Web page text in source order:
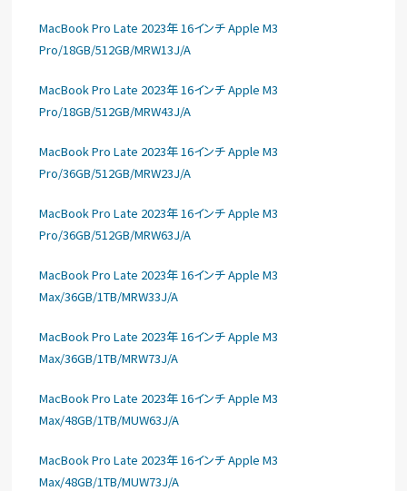
MacBook Pro Late 2023年 16インチ Apple M3
Pro/18GB/512GB/MRW13J/A
MacBook Pro Late 2023年 16インチ Apple M3
Pro/18GB/512GB/MRW43J/A
MacBook Pro Late 2023年 16インチ Apple M3
Pro/36GB/512GB/MRW23J/A
MacBook Pro Late 2023年 16インチ Apple M3
Pro/36GB/512GB/MRW63J/A
MacBook Pro Late 2023年 16インチ Apple M3
Max/36GB/1TB/MRW33J/A
MacBook Pro Late 2023年 16インチ Apple M3
Max/36GB/1TB/MRW73J/A
MacBook Pro Late 2023年 16インチ Apple M3
Max/48GB/1TB/MUW63J/A
MacBook Pro Late 2023年 16インチ Apple M3
Max/48GB/1TB/MUW73J/A